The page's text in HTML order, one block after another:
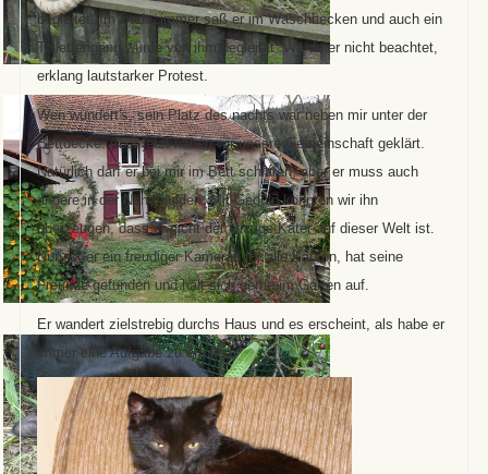
begleitet. Im Badezimmer saß er im Waschbecken und auch ein
Toilettengang wurde von ihm begleitet. Wurde er nicht beachtet,
erklang lautstarker Protest.
Wen wundert's, sein Platz des nachts war neben mir unter der
Bettdecke. Aber jetzt haben wir unsere Gemeinschaft geklärt.
Natürlich darf er bei mir im Bett schlafen, aber er muss auch
andere in der Nähe dulden. Mit Geduld konnten wir ihn
überzeugen, dass er nicht der einzige Kater auf dieser Welt ist.
Nun ist er ein freudiger Kamerad für alle Katzen, hat seine
Freunde gefunden und hält sich gerne im Garten auf.
Er wandert zielstrebig durchs Haus und es erscheint, als habe er
immer eine Aufgabe zu erfüllen.